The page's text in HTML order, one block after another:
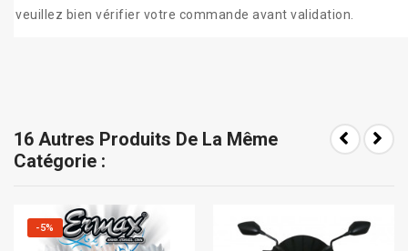
veuillez bien vérifier votre commande avant validation.
16 Autres Produits De La Même
Catégorie :
-5%